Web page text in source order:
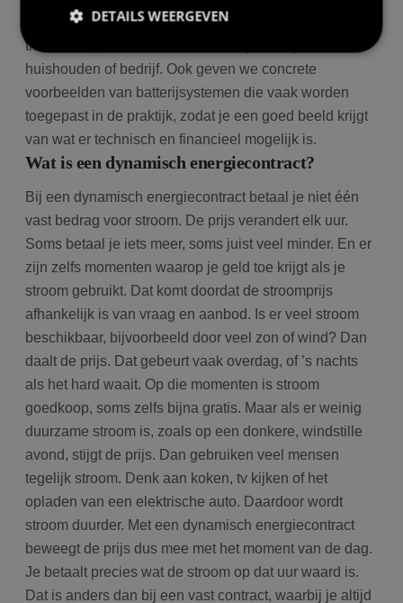
energiecontract precies is, hoe het werkt met een
thuisbatterij en wat de voordelen zijn voor je
huishouden of bedrijf. Ook geven we concrete
voorbeelden van batterijsystemen die vaak worden
toegepast in de praktijk, zodat je een goed beeld krijgt
van wat er technisch en financieel mogelijk is.
Wat is een dynamisch energiecontract?
Bij een dynamisch energiecontract betaal je niet één
vast bedrag voor stroom. De prijs verandert elk uur.
Soms betaal je iets meer, soms juist veel minder. En er
zijn zelfs momenten waarop je geld toe krijgt als je
stroom gebruikt. Dat komt doordat de stroomprijs
afhankelijk is van vraag en aanbod. Is er veel stroom
beschikbaar, bijvoorbeeld door veel zon of wind? Dan
daalt de prijs. Dat gebeurt vaak overdag, of ’s nachts
als het hard waait. Op die momenten is stroom
goedkoop, soms zelfs bijna gratis. Maar als er weinig
duurzame stroom is, zoals op een donkere, windstille
avond, stijgt de prijs. Dan gebruiken veel mensen
tegelijk stroom. Denk aan koken, tv kijken of het
opladen van een elektrische auto. Daardoor wordt
stroom duurder. Met een dynamisch energiecontract
beweegt de prijs dus mee met het moment van de dag.
Je betaalt precies wat de stroom op dat uur waard is.
Dat is anders dan bij een vast contract, waarbij je altijd
DETAILS WEERGEVEN
Prestatie Targeting Functioneel
Prestatiecookies worden gebruikt om te zien hoe
bezoekers de website gebruiken, bijv. analytische
cookies. Deze cookies kunnen niet worden gebruikt
om een bepaalde bezoeker direct te identificeren.
Aanbieder/
Domein
wp-
OnTheGoSystems
bolk.energy
Sessie
Google Privacy Policy